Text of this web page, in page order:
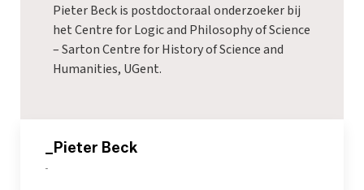
Pieter Beck is postdoctoraal onderzoeker bij
het Centre for Logic and Philosophy of Science
– Sarton Centre for History of Science and
Humanities, UGent.
_Pieter Beck
-